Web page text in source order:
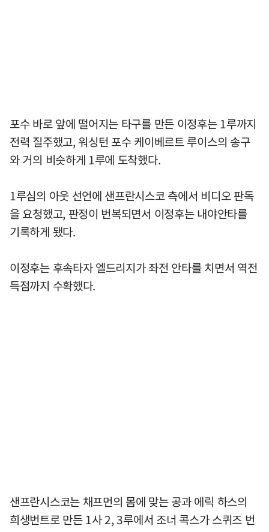
포수 바로 앞에 떨어지는 타구를 만든 이정후는 1루까지
전력 질주했고, 워싱턴 포수 케이베르트 루이스의 송구
와 거의 비슷하게 1루에 도착했다.
1루심의 아웃 선언에 샌프란시스코 측에서 비디오 판독
을 요청했고, 판정이 번복되면서 이정후는 내야안타를
기록하게 됐다.
이정후는 후속타자 엘드리지가 좌전 안타를 치면서 역전
득점까지 수확했다.
샌프란시스코는 채프먼의 몸에 맞는 공과 에릭 하스의
희생번트로 만든 1사 2, 3루에서 조너 콕스가 스퀴즈 번